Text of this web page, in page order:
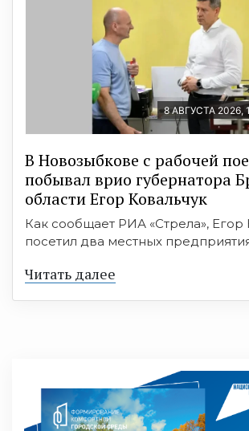
8 АВГУСТА 2026,
В Новозыбкове с рабочей
побывал врио губернатора
области Егор Ковальчук
Как сообщает РИА «Стрела», Егор
посетил два местных
Читать далее